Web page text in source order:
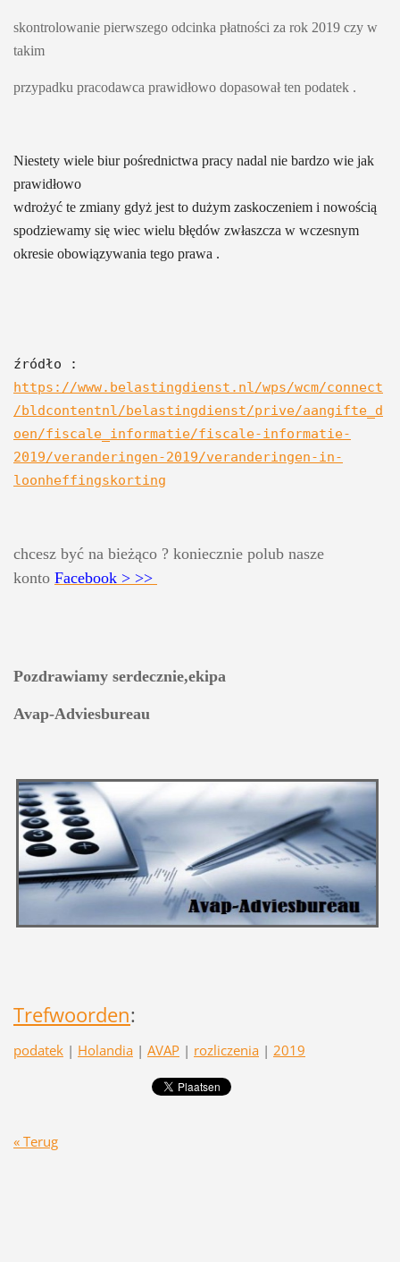
skontrolowanie pierwszego odcinka płatności za rok 2019 czy w
takim
przypadku pracodawca prawidłowo dopasował ten podatek .
Niestety wiele biur pośrednictwa pracy nadal nie bardzo wie jak
prawidłowo
wdrożyć te zmiany gdyż jest to dużym zaskoczeniem i nowością
spodziewamy się wiec wielu błędów zwłaszcza w wczesnym
okresie obowiązywania tego prawa .
https://www.belastingdienst.nl/wps/wcm/connect
/bldcontentnl/belastingdienst/prive/aangifte_d
oen/fiscale_informatie/fiscale-informatie-
2019/veranderingen-2019/veranderingen-in-
loonheffingskorting
chcesz być na bieżąco ? koniecznie polub nasze
konto Facebook > >>
Pozdrawiamy serdecznie,ekipa
Trefwoorden:
podatek | Holandia | AVAP | rozliczenia | 2019
« Terug